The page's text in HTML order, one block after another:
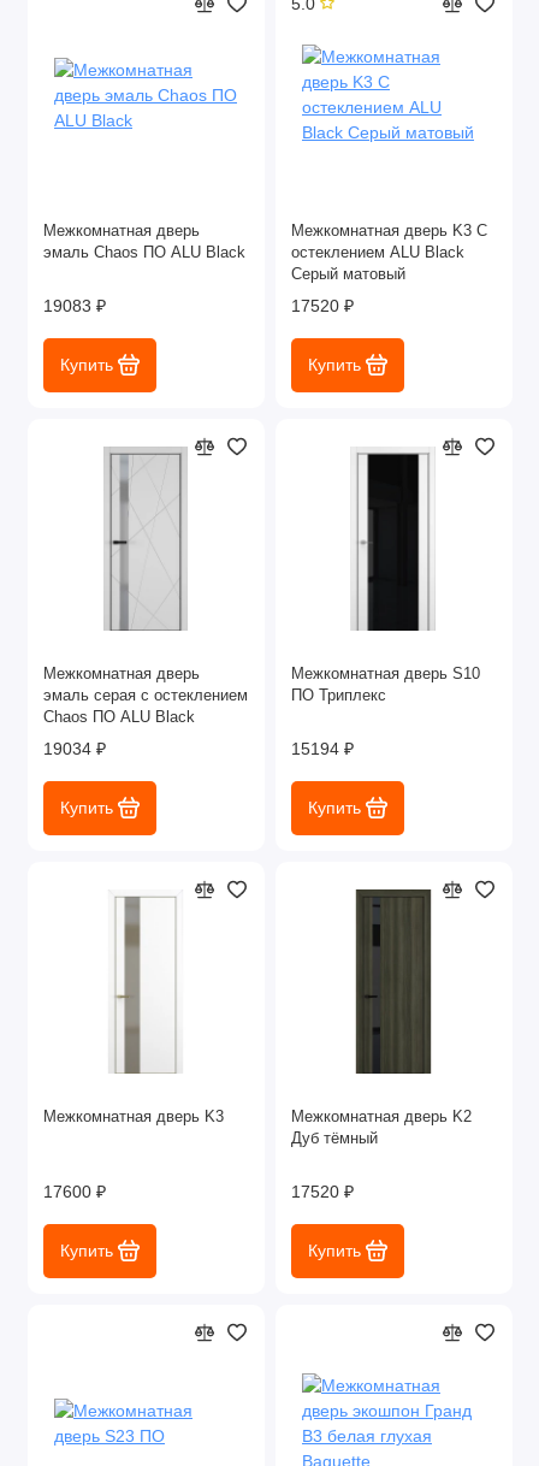
Межкомнатная дверь
эмаль Chaos ПО ALU Black
19083 ₽
Купить
Межкомнатная дверь K3 С
остеклением ALU Black
Серый матовый
17520 ₽
Купить
Межкомнатная дверь
эмаль серая с остеклением
Chaos ПО ALU Black
19034 ₽
Купить
Межкомнатная дверь S10
ПО Триплекс
15194 ₽
Купить
Межкомнатная дверь K3
17600 ₽
Купить
Межкомнатная дверь K2
Дуб тёмный
17520 ₽
Купить